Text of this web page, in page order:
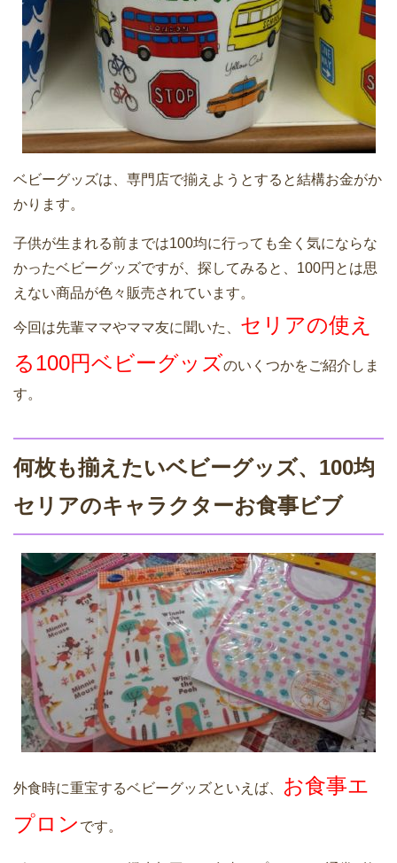
ベビーグッズは、専門店で揃えようとすると結構お金がか
かります。
子供が生まれる前までは100均に行っても全く気にならな
かったベビーグッズですが、探してみると、100円とは思
えない商品が色々販売されています。
今回は先輩ママやママ友に聞いた、 セリアの使え
る100円ベビーグッズのいくつかをご紹介しま
す。
何枚も揃えたいベビーグッズ、100均
セリアのキャラクターお食事ビブ
外食時に重宝するベビーグッズといえば、
お食事エ
プロン です。